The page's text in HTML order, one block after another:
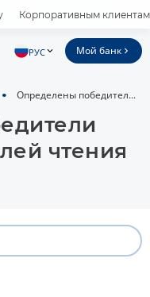
Корпоративным клиентам
РУС Мой банк
Определены победител...
чтения